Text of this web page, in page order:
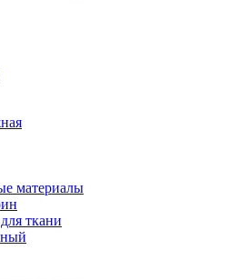
материалы
ткани